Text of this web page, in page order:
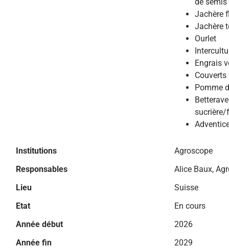
Jachère
Jachère
Ourlet
Engrais
Pomme
Betterave
sucrière/
Institutions
Agroscope
Responsables
Alice Baux,
Lieu
Suisse
Etat
En cours
Année début
2026
Année fin
2029